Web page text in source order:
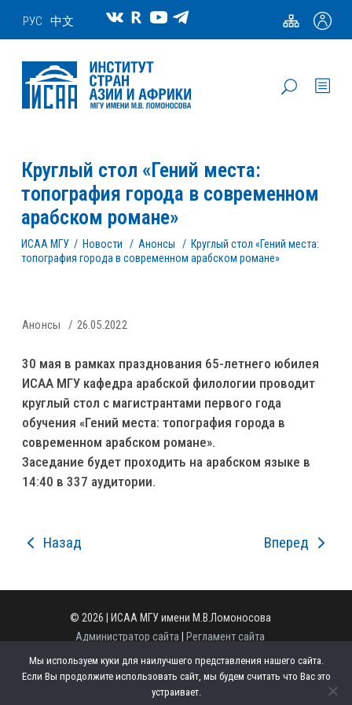
РУС 中文
Круглый стол «Гений места:
топография города в современном
арабском романе»
ИСАА МГУ / Новости / Анонсы / Круглый стол «Гений места:
топография города в современном арабском романе»
Анонсы 26.05.2022
30 мая в рамках празднования 65-летнего юбилея
ИСАА МГУ кафедра арабской филологии проводит
круглый стол с магистрантами первого года
обучения «Гений места: топография города в
современном арабском романе».
Заседание будет проходить на арабском языке в
14:40 в 337 аудитории.
Назад Вперед
© 2026 | ИСАА МГУ имени М.В.Ломоносова
Администратор сайта
Регламент сайта
125009, г. Москва, ул. Моховая, д. 11, стр. 1.
office.iaas@org.msu.ru
Мы используем куки для наилучшего представления нашего сайта.
Если Вы продолжите использовать сайт, мы будем считать что Вас это
устраивает.